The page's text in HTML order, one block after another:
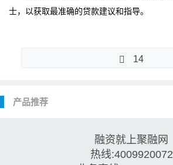
士，以获取最准确的贷款建议和指导。
14
产品推荐
融资就上聚融网
热线:4009920072